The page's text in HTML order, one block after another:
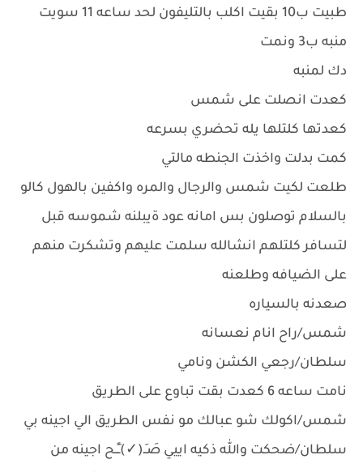
طبيت ب10 بقيت اكلب بالتليفون لحد ساعه 11 سويت
منبه ب3 ونمت
دك لمنبه
كعدت انصلت على شمس
كعدتها كلتلها يله تحضري بسرعه
كمت بدلت واخذت الجنطه مالتي
طلعت لكيت شمس والرجال والمره واكفين بالهول كالو
بالسلام توصلون بس امانه عود ةيبلنه شموسه قبل
لتسافر كلتلهم انشالله سلمت عليهم وتشكرت منهم
على الضيافه وطلعنه
صعدنه بالسياره
شمس/راح انام نعسانه
سلطان/رجعي الكشن ونامي
نامت ساعه 6 كعدت بقت تباوع على الطريق
شمس/اكولك شو عبالك مو نفس الطريق الي اجينه بي
سلطان/ضحكت والله ذكيه اييي صَـَـ(✓)ـِـًـح اجينه من